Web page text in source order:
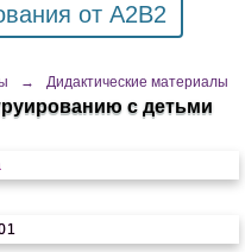
от A2B2
→ Дидактические материалы
с детьми